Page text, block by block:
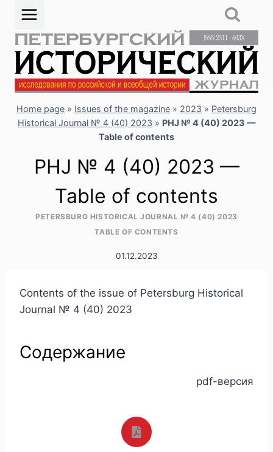
content
Home page » Issues of the magazine » 2023 » Petersburg
Historical Journal № 4 (40) 2023 » PHJ № 4 (40) 2023 —
Table of contents
PHJ № 4 (40) 2023 —
Table of contents
PETERSBURG HISTORICAL JOURNAL № 4 (40) 2023
TABLE OF CONTENTS
01.12.2023
Contents of the issue of Petersburg Historical
Journal № 4 (40) 2023
Содержание
pdf-версия